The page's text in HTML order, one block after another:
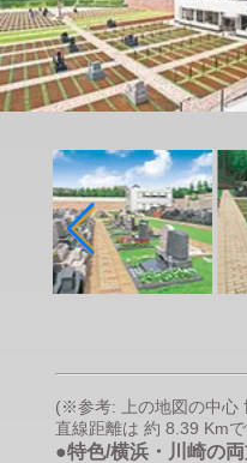
(※参考: 上の地図の中心
直線距離は 約 8.39 Km
●特色/横浜・川崎の